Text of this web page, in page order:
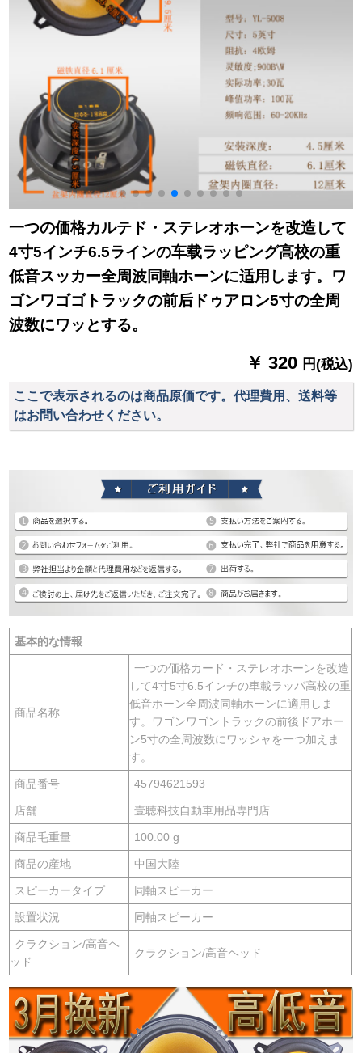
一つの価格カルテド・ステレオホーンを改造して
4寸5インチ6.5ラインの车载ラッピング高校の重
低音スッカー全周波同軸ホーンに适用します。ワ
ゴンワゴゴトラックの前后ドゥアロン5寸の全周
波数にワッとする。
￥ 320 円(税込)
ここで表示されるのは商品原価です。代理費用、送料等
はお問い合わせください。
基本的な情報
商品名称
一つの価格カード・ステレオホーンを改造
して4寸5寸6.5インチの車載ラッパ高校の重
低音ホーン全周波同軸ホーンに適用しま
す。ワゴンワゴントラックの前後ドアホー
ン5寸の全周波数にワッシャを一つ加えま
す。
商品番号 45794621593
店舗 壹聴科技自動車用品専門店
商品毛重量 100.00 g
商品の産地 中国大陸
スピーカータイプ 同軸スピーカー
設置状況 同軸スピーカー
クラクション/高音ヘ
ッド
クラクション/高音ヘッド